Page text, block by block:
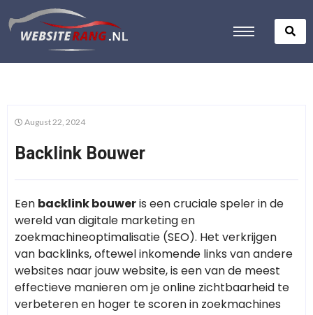
August 22, 2024
Backlink Bouwer
Een backlink bouweris een cruciale speler in de
wereld van digitale marketing en
zoekmachineoptimalisatie (SEO). Het verkrijgen
van backlinks, oftewel inkomende links van andere
websites naar jouw website, is een van de meest
effectieve manieren om je online zichtbaarheid te
verbeteren en hoger te scoren in zoekmachines